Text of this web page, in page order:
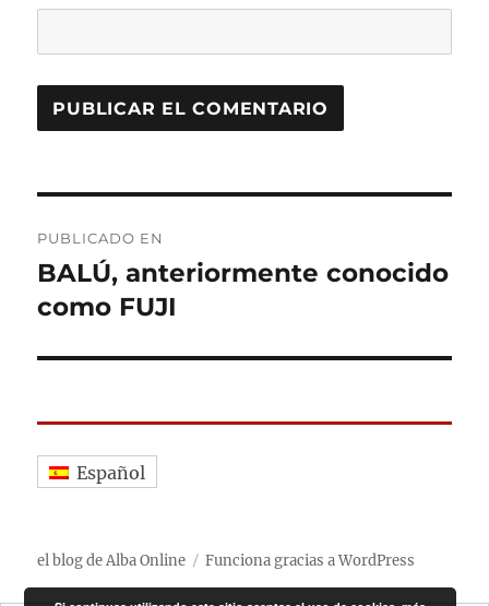
de
entradas
PUBLICADO EN
BALÚ, anteriormente conocido
como FUJI
Español
el blog de Alba Online Funciona gracias a WordPress